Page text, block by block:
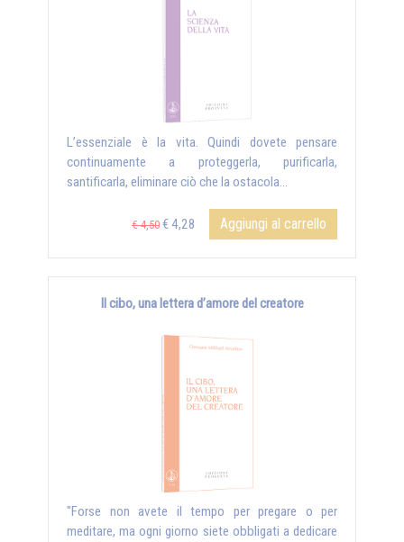
L’essenziale è la vita. Quindi dovete pensare
continuamente a proteggerla, purificarla,
santificarla, eliminare ciò che la ostacola...
€ 4,50 € 4,28 Aggiungi al carrello
Il cibo, una lettera d’amore del creatore
"Forse non avete il tempo per pregare o per
meditare, ma ogni giorno siete obbligati a dedicare